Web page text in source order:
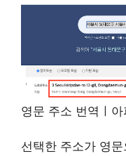
영문 주소 번역ㅣ
선택한 주소가 영